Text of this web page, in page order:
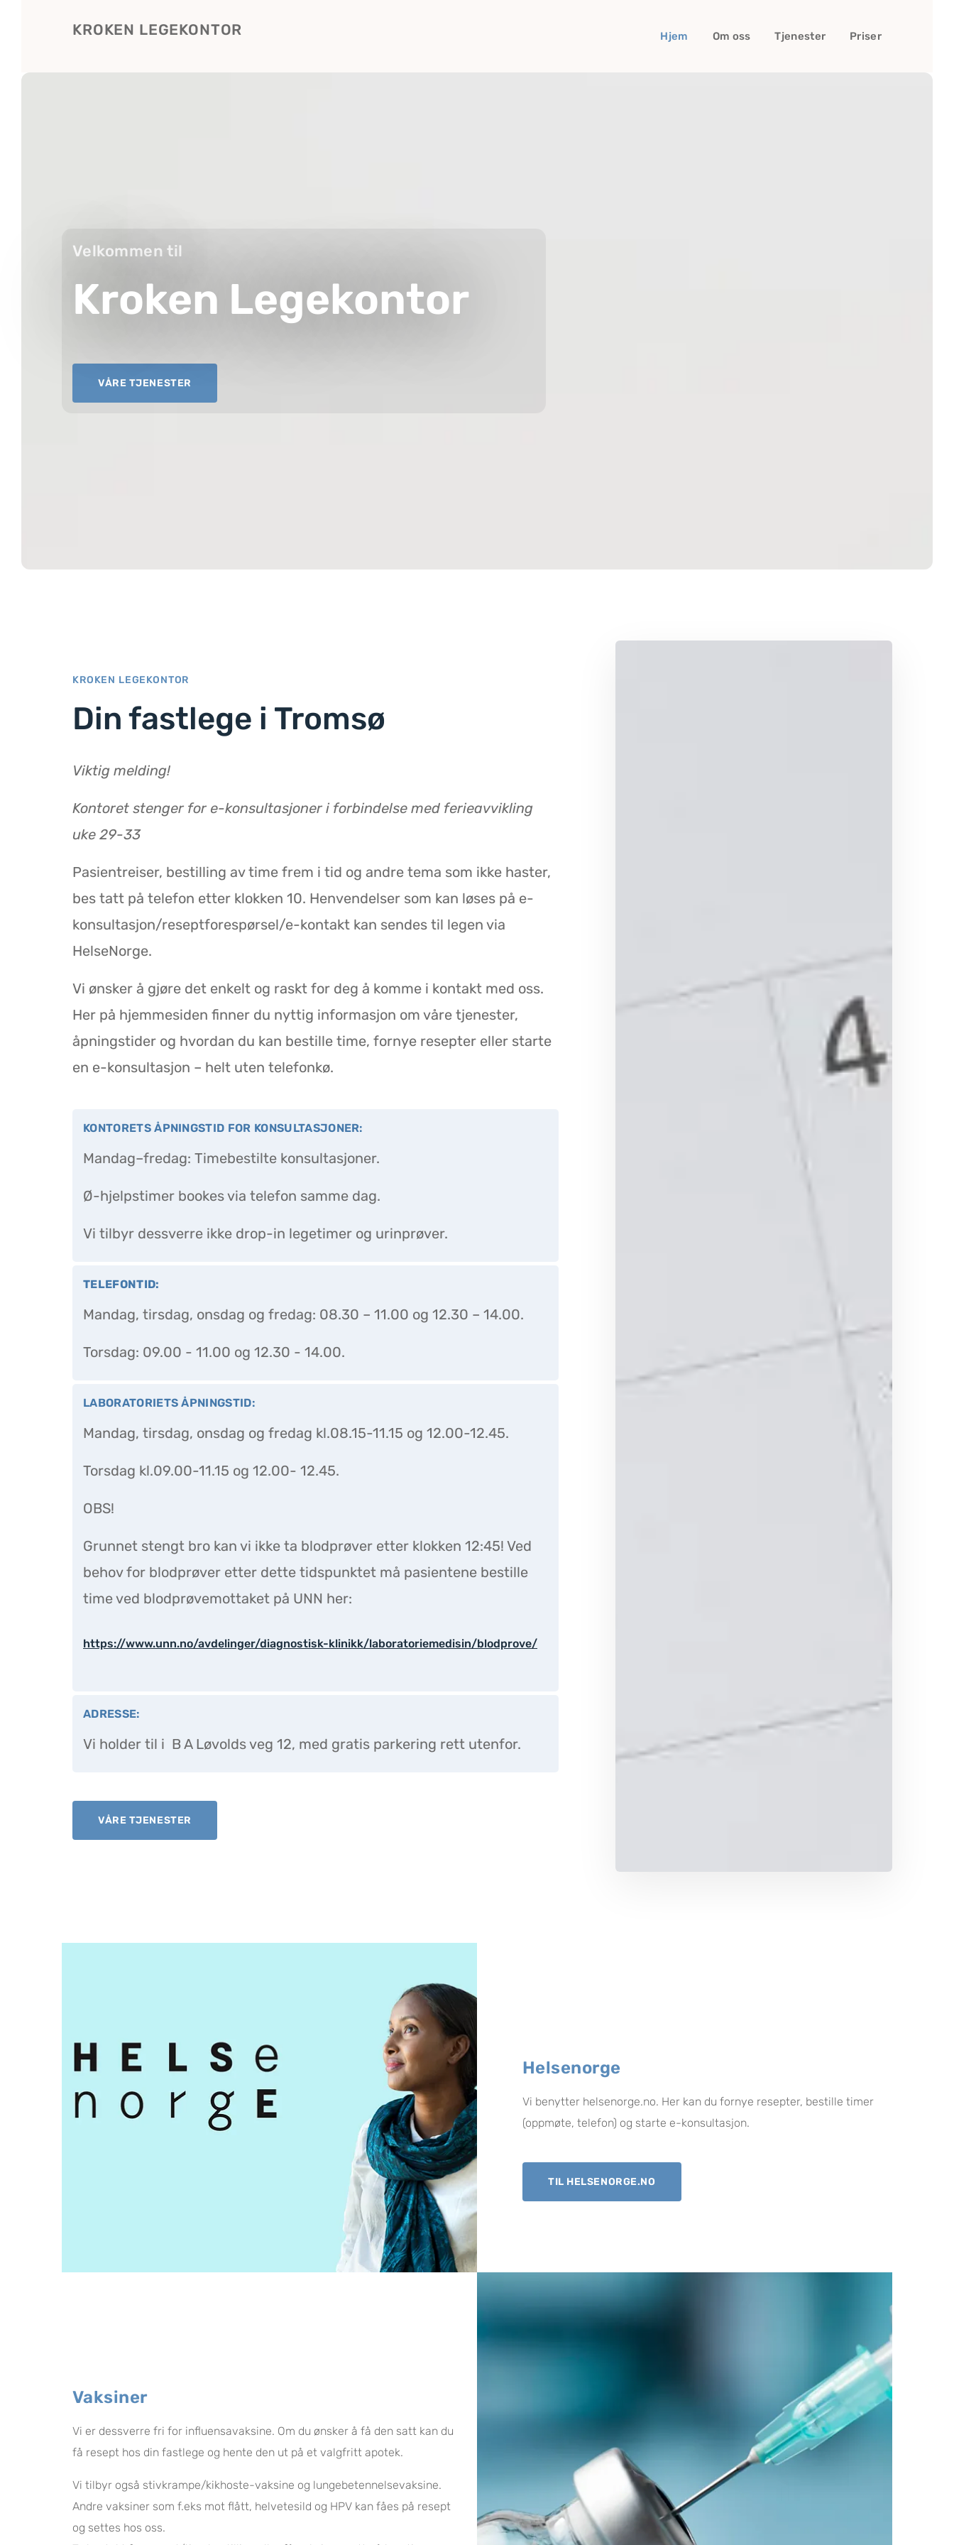
KROKEN LEGEKONTOR Hjem Om oss Tjenester Priser
Velkommen til
Kroken Legekontor
VÅRE TJENESTER
KROKEN LEGEKONTOR
Din fastlege i Tromsø
Viktig melding!
Kontoret stenger for e-konsultasjoner i forbindelse med ferieavvikling
uke 29-33
Pasientreiser, bestilling av time frem i tid og andre tema som ikke haster,
bes tatt på telefon etter klokken 10. Henvendelser som kan løses på e-
konsultasjon/reseptforespørsel/e-kontakt kan sendes til legen via
HelseNorge.
Vi ønsker å gjøre det enkelt og raskt for deg å komme i kontakt med oss.
Her på hjemmesiden finner du nyttig informasjon om våre tjenester,
åpningstider og hvordan du kan bestille time, fornye resepter eller starte
en e-konsultasjon – helt uten telefonkø.
KONTORETS ÅPNINGSTID FOR KONSULTASJONER:
Mandag–fredag: Timebestilte konsultasjoner.
Ø-hjelpstimer bookes via telefon samme dag.
Vi tilbyr dessverre ikke drop-in legetimer og urinprøver.
TELEFONTID:
Mandag, tirsdag, onsdag og fredag: 08.30 – 11.00 og 12.30 – 14.00.
Torsdag: 09.00 - 11.00 og 12.30 - 14.00.
LABORATORIETS ÅPNINGSTID:
Mandag, tirsdag, onsdag og fredag kl.08.15-11.15 og 12.00-12.45.
Torsdag kl.09.00-11.15 og 12.00- 12.45.
OBS!
Grunnet stengt bro kan vi ikke ta blodprøver etter klokken 12:45! Ved
behov for blodprøver etter dette tidspunktet må pasientene bestille
time ved blodprøvemottaket på UNN her:
https://www.unn.no/avdelinger/diagnostisk-klinikk/laboratoriemedisin/blodprove/
ADRESSE:
Vi holder til i B A Løvolds veg 12, med gratis parkering rett utenfor.
VÅRE TJENESTER
Helsenorge
Vi benytter helsenorge.no. Her kan du fornye resepter, bestille timer
(oppmøte, telefon) og starte e-konsultasjon.
TIL HELSENORGE.NO
Vaksiner
Vi er dessverre fri for influensavaksine. Om du ønsker å få den satt kan du
få resept hos din fastlege og hente den ut på et valgfritt apotek.
Vi tilbyr også stivkrampe/kikhoste-vaksine og lungebetennelsevaksine.
Andre vaksiner som f.eks mot flått, helvetesild og HPV kan fåes på resept
og settes hos oss.